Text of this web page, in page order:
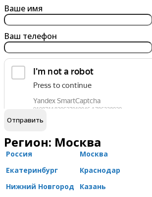
Ваше имя
Ваш телефон
Я согласен наобработку персональных данных
Регион: Москва
Россия
Москва
Екатеринбург
Краснодар
Нижний Новгород
Казань